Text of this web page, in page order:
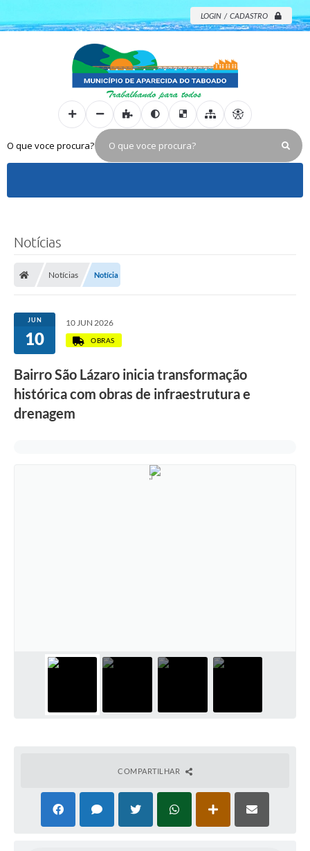
LOGIN / CADASTRO
O que voce procura?
Notícias
Notícias Notícia
JUN
10
10 JUN 2026
OBRAS
Bairro São Lázaro inicia transformação
histórica com obras de infraestrutura e
drenagem
COMPARTILHAR